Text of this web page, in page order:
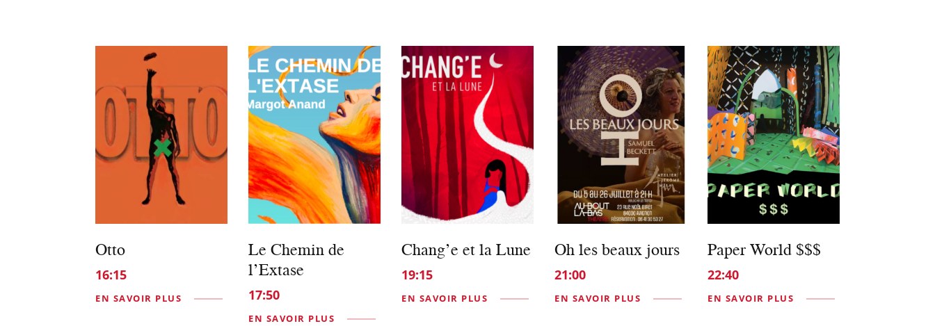
Otto
16:15
EN SAVOIR PLUS
Le Chemin de
l’Extase
17:50
EN SAVOIR PLUS
Chang’e et la Lune
19:15
EN SAVOIR PLUS
Oh les beaux jours
21:00
EN SAVOIR PLUS
Paper World $$$
22:40
EN SAVOIR PLUS